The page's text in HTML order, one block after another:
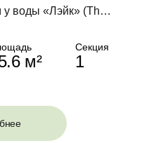
Клубный дом у воды «Лэйк» (The Lake)
м²
Секция
1